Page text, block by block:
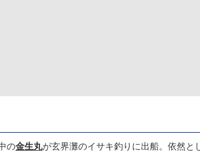
の金生丸が玄界灘のイサキ釣りに出船。依然と